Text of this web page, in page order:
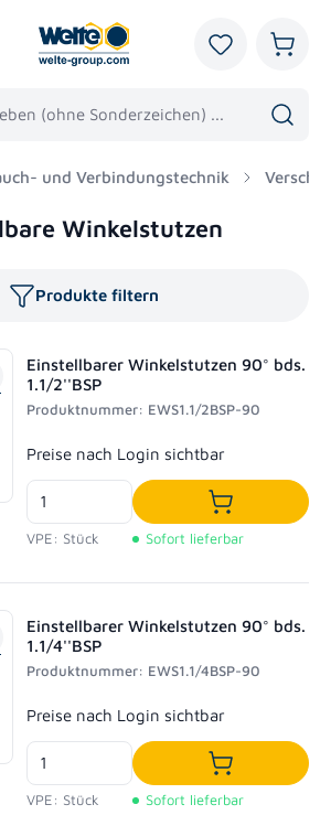
Du hast 0
und Verbindungstechnik
Winkelstutzen
Produkte filtern
Einstellbarer Winkelstutzen 90° bds.
1.1/2''BSP
Produktnummer: EWS1.1/2BSP-90
Regulärer Preis:
Preise nach Login sichtbar
VPE: Stück
In den
Sofort lieferbar
Einstellbarer Winkelstutzen 90° bds.
1.1/4''BSP
Produktnummer: EWS1.1/4BSP-90
Regulärer Preis:
Preise nach Login sichtbar
VPE: Stück
In den
Sofort lieferbar